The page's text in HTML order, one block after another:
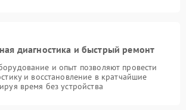
диагностика и быстрый ремонт
и опыт позволяют провести
и восстановление в кратчайшие
время без устройства